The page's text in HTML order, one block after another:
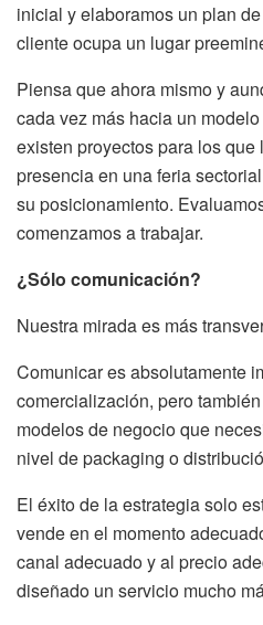
inicial y elaboramos un plan
cliente ocupa un lugar
Piensa que ahora mismo y
cada vez más hacia un
existen proyectos para los
presencia en una feria
su posicionamiento.
comenzamos a trabajar.
¿Sólo comunicación?
Nuestra mirada es más
Comunicar es absolutamente
comercialización, pero
modelos de negocio que
nivel de packaging o
El éxito de la estrategia solo
vende en el momento
canal adecuado y al precio
diseñado un servicio mucho